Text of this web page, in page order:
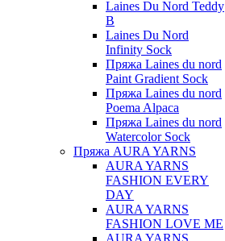
Laines Du Nord Teddy
B
Laines Du Nord
Infinity Sock
Пряжа Laines du nord
Paint Gradient Sock
Пряжа Laines du nord
Poema Alpaca
Пряжа Laines du nord
Watercolor Sock
Пряжа AURA YARNS
AURA YARNS
FASHION EVERY
DAY
AURA YARNS
FASHION LOVE ME
AURA YARNS